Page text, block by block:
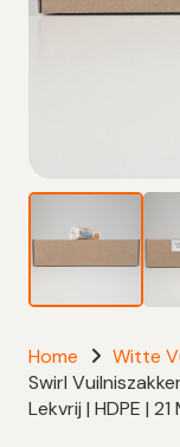
Home
Witte
Swirl
Lekvrij | HDPE |